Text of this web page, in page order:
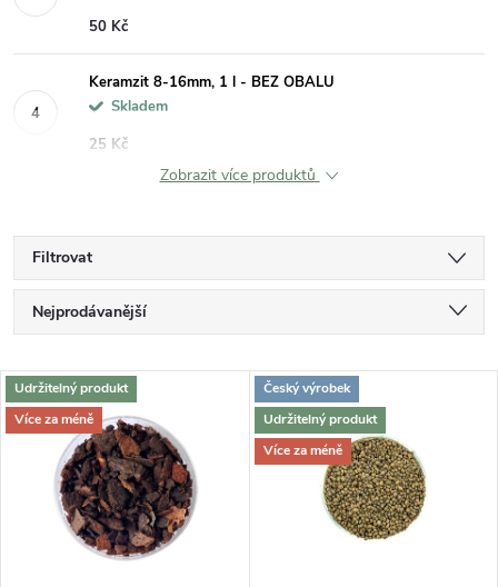
50 Kč
Keramzit 8-16mm, 1 l - BEZ OBALU
Skladem
25 Kč
Zobrazit více produktů
Filtrovat
Ř
a
z
Nejprodávanější
Nejdražší
Abecedně
V
ý
Udržitelný produkt
Více za méně
Český výrobek
Udržitelný produkt
Více za méně